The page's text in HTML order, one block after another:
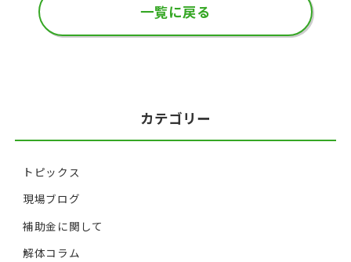
一覧に戻る
カテゴリー
トピックス
現場ブログ
補助金に関して
解体コラム